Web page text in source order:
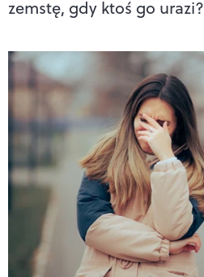
zemstę, gdy ktoś go urazi?